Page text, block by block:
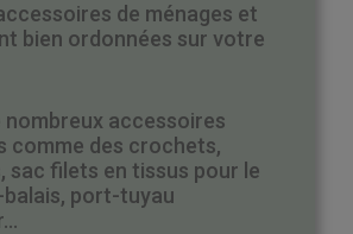
de ménages et
bien ordonnées sur votre
nombreux accessoires
comme des crochets,
sac filets en tissus pour le
balais, port-tuyau